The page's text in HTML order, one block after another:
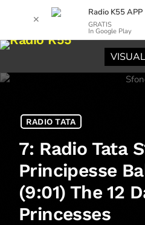
RADIO TATA
7: Radio Tata
Principesse
(9:01) The 12
Princesses
✕
Radio K55 APP
GRATIS
In Google Play